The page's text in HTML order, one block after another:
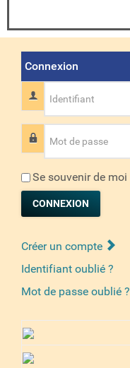
Connexion
Identifiant
Mot de passe
Se souvenir de moi
CONNEXION
Créer un compte
Identifiant oublié ?
Mot de passe oublié ?